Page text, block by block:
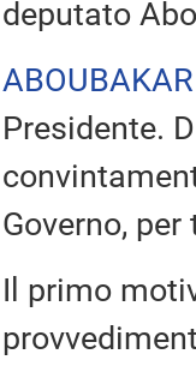
deputato
Presidente.
Governo,
Il primo